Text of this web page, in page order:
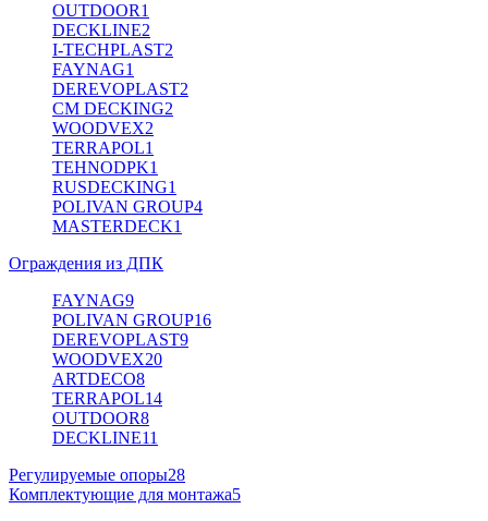
OUTDOOR1
DECKLINE2
I-TECHPLAST2
FAYNAG1
DEREVOPLAST2
CM DECKING2
WOODVEX2
TERRAPOL1
TEHNODPK1
RUSDECKING1
POLIVAN GROUP4
MASTERDECK1
Ограждения из ДПК
FAYNAG9
POLIVAN GROUP16
DEREVOPLAST9
WOODVEX20
ARTDECO8
TERRAPOL14
OUTDOOR8
DECKLINE11
Регулируемые опоры28
Комплектующие для монтажа5